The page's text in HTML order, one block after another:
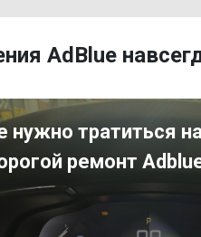
AdBlue
нужно тратиться
ремонт